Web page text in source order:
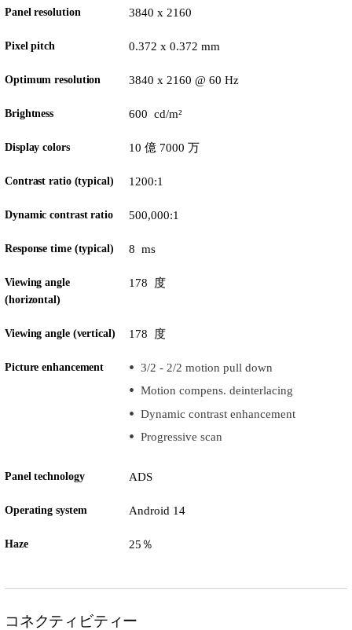
Panel resolution 3840 x 2160
Pixel pitch 0.372 x 0.372 mm
Optimum resolution 3840 x 2160 @ 60 Hz
Brightness 600 cd/m²
Display colors 10 億 7000 万
Contrast ratio (typical) 1200:1
Dynamic contrast ratio 500,000:1
Response time (typical) 8 ms
Viewing angle
(horizontal)
178 度
Viewing angle (vertical) 178 度
Picture enhancement
3/2 - 2/2 motion pull down
Motion compens. deinterlacing
Dynamic contrast enhancement
Progressive scan
Panel technology ADS
Operating system Android 14
Haze 25％
コネクティビティー